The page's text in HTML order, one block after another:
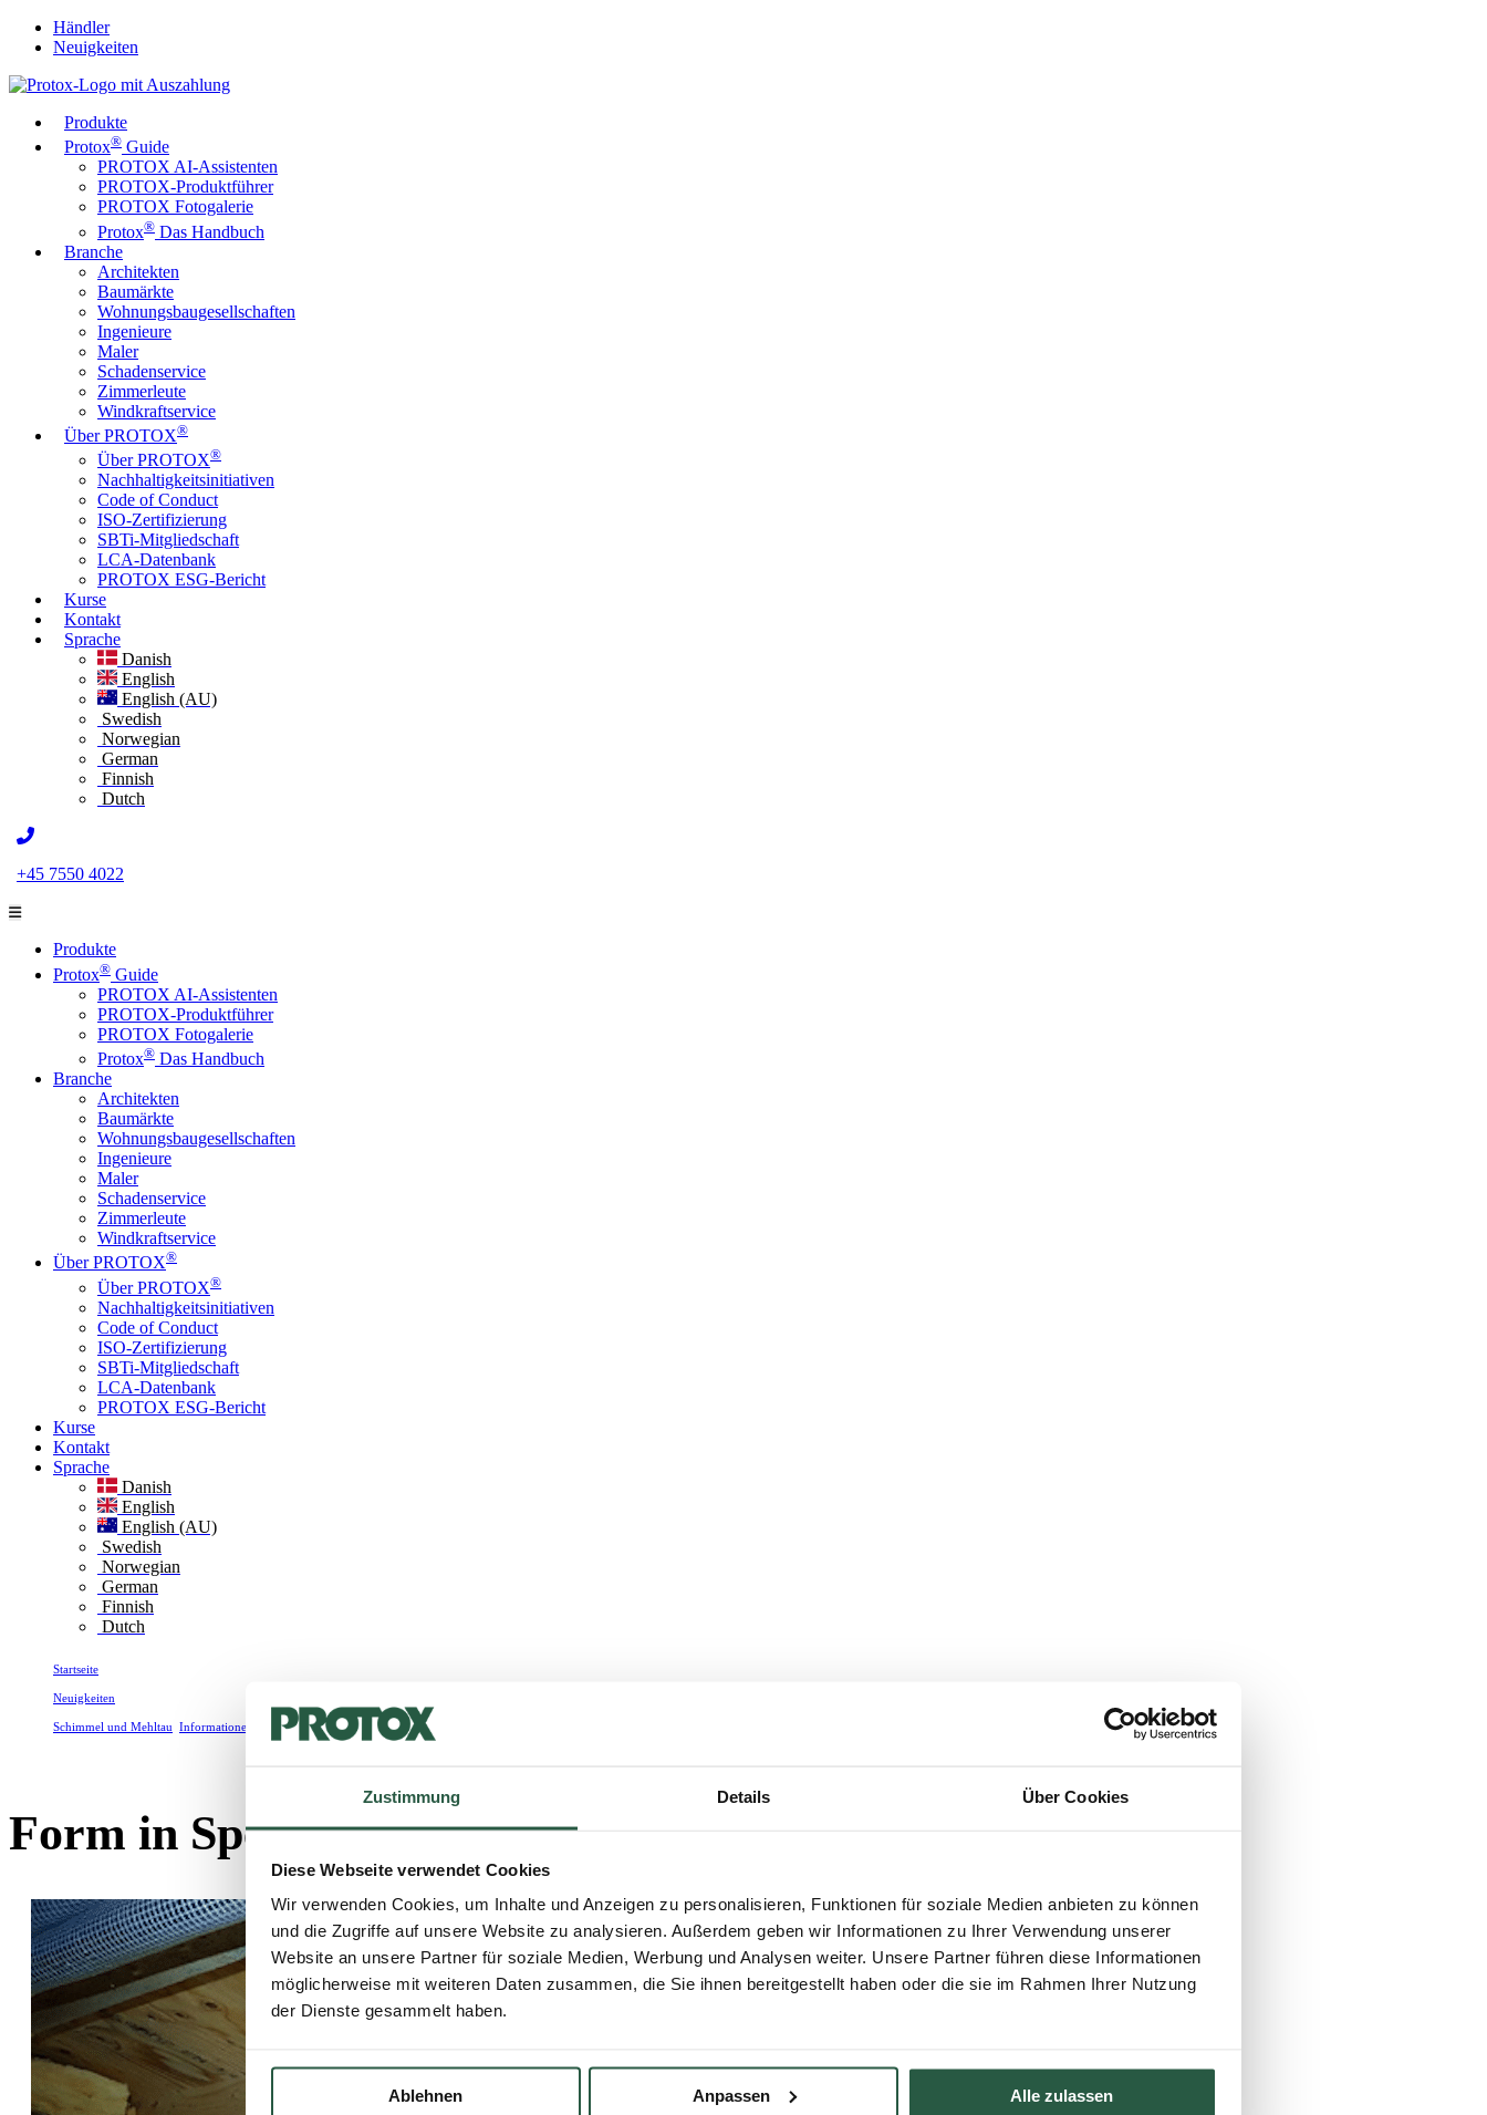
Zustimmung Details Über Cookies
Diese Webseite verwendet Cookies
Wir verwenden Cookies, um Inhalte und Anzeigen zu personalisieren, Funktionen für soziale Medien anbieten zu können
und die Zugriffe auf unsere Website zu analysieren. Außerdem geben wir Informationen zu Ihrer Verwendung unserer
Website an unsere Partner für soziale Medien, Werbung und Analysen weiter. Unsere Partner führen diese Informationen
möglicherweise mit weiteren Daten zusammen, die Sie ihnen bereitgestellt haben oder die sie im Rahmen Ihrer Nutzung
der Dienste gesammelt haben.
Ablehnen Anpassen Alle zulassen
Händler
Neuigkeiten
Produkte
Protox® Guide
PROTOX AI-Assistenten
PROTOX-Produktführer
PROTOX Fotogalerie
Protox® Das Handbuch
Branche
Architekten
Baumärkte
Wohnungsbaugesellschaften
Ingenieure
Maler
Schadenservice
Zimmerleute
Windkraftservice
Über PROTOX®
Über PROTOX®
Nachhaltigkeitsinitiativen
Code of Conduct
ISO-Zertifizierung
SBTi-Mitgliedschaft
LCA-Datenbank
PROTOX ESG-Bericht
Kurse
Kontakt
Sprache
Danish
English
English (AU)
Swedish
Norwegian
German
Finnish
Dutch
+45 7550 4022
Produkte
Protox® Guide
PROTOX AI-Assistenten
PROTOX-Produktführer
PROTOX Fotogalerie
Protox® Das Handbuch
Branche
Architekten
Baumärkte
Wohnungsbaugesellschaften
Ingenieure
Maler
Schadenservice
Zimmerleute
Windkraftservice
Über PROTOX®
Über PROTOX®
Nachhaltigkeitsinitiativen
Code of Conduct
ISO-Zertifizierung
SBTi-Mitgliedschaft
LCA-Datenbank
PROTOX ESG-Bericht
Kurse
Kontakt
Sprache
Danish
English
English (AU)
Swedish
Norwegian
German
Finnish
Dutch
Startseite
Neuigkeiten
Schimmel und Mehltau Informationen zum Produkt, Schadenskunde
Form in Sperrholz